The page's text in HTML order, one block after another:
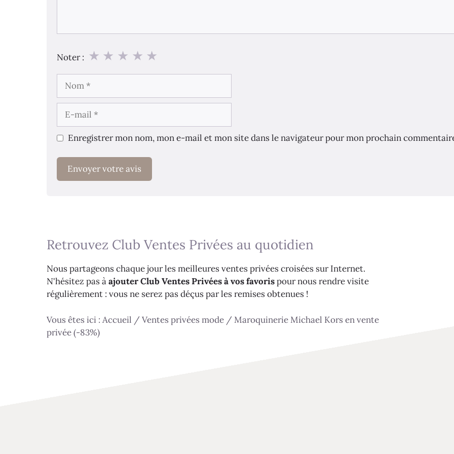
Noter : ★
★
★
★
★
mail
Enregistrer mon nom, mon e-mail et mon site dans le navigateur pour mon prochain
Retrouvez Club Ventes Privées au quotidien
Nous partageons chaque jour les meilleures ventes privées croisées sur Internet.
N'hésitez pas àajouter Club Ventes Privées à vos favorispour nous rendre visite
régulièrement : vous ne serez pas déçus par les remises obtenues !
Vous êtes ici : Accueil / Ventes privées mode / Maroquinerie Michael Kors en vente
privée (-83%)